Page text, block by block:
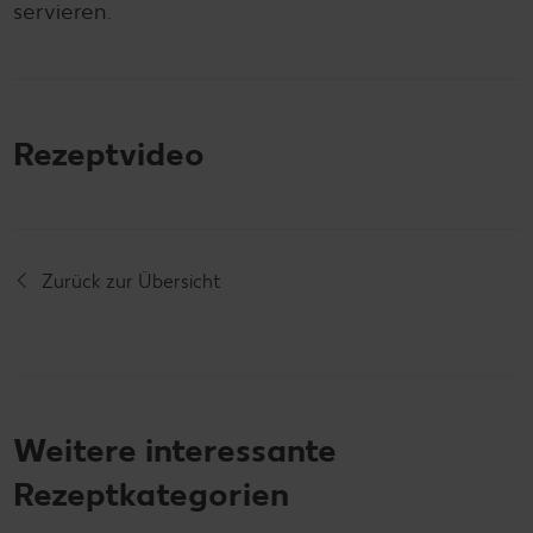
servieren.
Rezeptvideo
Zurück zur Übersicht
Weitere interessante
Rezeptkategorien